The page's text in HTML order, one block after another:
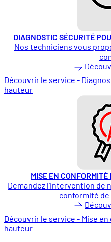
DIAGNOSTIC SÉCURITÉ
Nos techniciens vous
Découvrir le service -
hauteur
MISE EN
Demandez l’intervention de
conformité
Découvrir le service - Mise
hauteur